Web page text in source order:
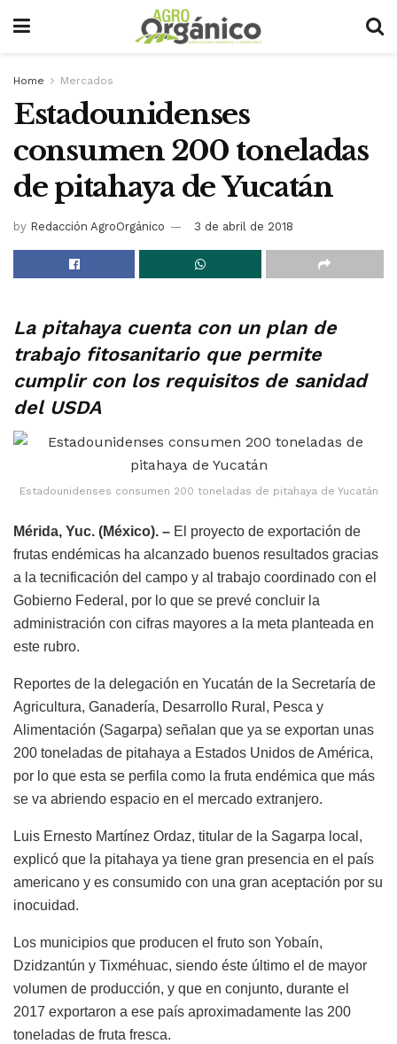
Home Mercados
Estadounidenses
consumen 200 toneladas
de pitahaya de Yucatán
by Redacción AgroOrgánico 3 de abril de 2018
La pitahaya cuenta con un plan de
trabajo fitosanitario que permite
cumplir con los requisitos de sanidad
del USDA
Estadounidenses consumen 200 toneladas de pitahaya de Yucatán
Mérida, Yuc. (México). – El proyecto de exportación de
frutas endémicas ha alcanzado buenos resultados gracias
a la tecnificación del campo y al trabajo coordinado con el
Gobierno Federal, por lo que se prevé concluir la
administración con cifras mayores a la meta planteada en
este rubro.
Reportes de la delegación en Yucatán de la Secretaría de
Agricultura, Ganadería, Desarrollo Rural, Pesca y
Alimentación (Sagarpa) señalan que ya se exportan unas
200 toneladas de pitahaya a Estados Unidos de América,
por lo que esta se perfila como la fruta endémica que más
se va abriendo espacio en el mercado extranjero.
Luis Ernesto Martínez Ordaz, titular de la Sagarpa local,
explicó que la pitahaya ya tiene gran presencia en el país
americano y es consumido con una gran aceptación por su
inocuidad.
Los municipios que producen el fruto son Yobaín,
Dzidzantún y Tixméhuac, siendo éste último el de mayor
volumen de producción, y que en conjunto, durante el
2017 exportaron a ese país aproximadamente las 200
toneladas de fruta fresca.